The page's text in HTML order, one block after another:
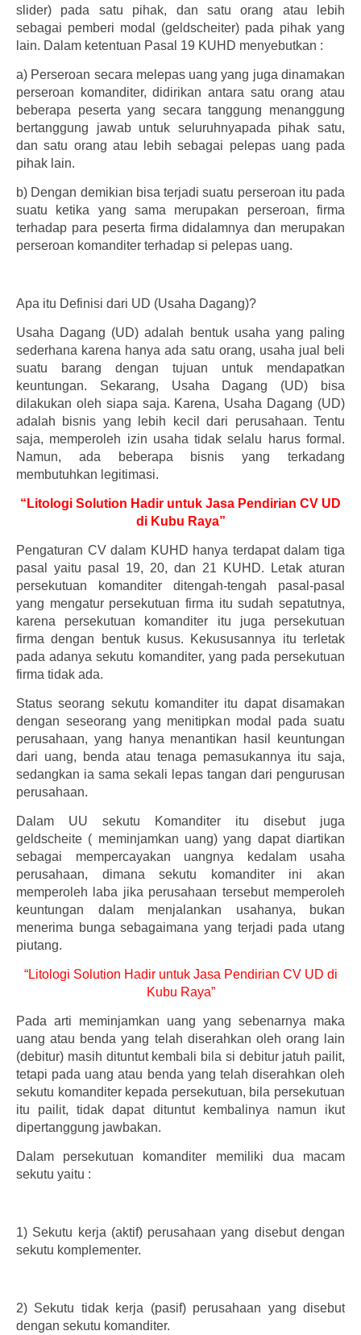
slider) pada satu pihak, dan satu orang atau lebih
sebagai pemberi modal (geldscheiter) pada pihak yang
lain. Dalam ketentuan Pasal 19 KUHD menyebutkan :
a) Perseroan secara melepas uang yang juga dinamakan
perseroan komanditer, didirikan antara satu orang atau
beberapa peserta yang secara tanggung menanggung
bertanggung jawab untuk seluruhnyapada pihak satu,
dan satu orang atau lebih sebagai pelepas uang pada
pihak lain.
b) Dengan demikian bisa terjadi suatu perseroan itu pada
suatu ketika yang sama merupakan perseroan, firma
terhadap para peserta firma didalamnya dan merupakan
perseroan komanditer terhadap si pelepas uang.
Apa itu Definisi dari UD (Usaha Dagang)?
Usaha Dagang (UD) adalah bentuk usaha yang paling
sederhana karena hanya ada satu orang, usaha jual beli
suatu barang dengan tujuan untuk mendapatkan
keuntungan. Sekarang, Usaha Dagang (UD) bisa
dilakukan oleh siapa saja. Karena, Usaha Dagang (UD)
adalah bisnis yang lebih kecil dari perusahaan. Tentu
saja, memperoleh izin usaha tidak selalu harus formal.
Namun, ada beberapa bisnis yang terkadang
membutuhkan legitimasi.
“Litologi Solution Hadir untuk Jasa Pendirian CV UD
di Kubu Raya”
Pengaturan CV dalam KUHD hanya terdapat dalam tiga
pasal yaitu pasal 19, 20, dan 21 KUHD. Letak aturan
persekutuan komanditer ditengah-tengah pasal-pasal
yang mengatur persekutuan firma itu sudah sepatutnya,
karena persekutuan komanditer itu juga persekutuan
firma dengan bentuk kusus. Kekususannya itu terletak
pada adanya sekutu komanditer, yang pada persekutuan
firma tidak ada.
Status seorang sekutu komanditer itu dapat disamakan
dengan seseorang yang menitipkan modal pada suatu
perusahaan, yang hanya menantikan hasil keuntungan
dari uang, benda atau tenaga pemasukannya itu saja,
sedangkan ia sama sekali lepas tangan dari pengurusan
perusahaan.
Dalam UU sekutu Komanditer itu disebut juga
geldscheite ( meminjamkan uang) yang dapat diartikan
sebagai mempercayakan uangnya kedalam usaha
perusahaan, dimana sekutu komanditer ini akan
memperoleh laba jika perusahaan tersebut memperoleh
keuntungan dalam menjalankan usahanya, bukan
menerima bunga sebagaimana yang terjadi pada utang
piutang.
“Litologi Solution Hadir untuk Jasa Pendirian CV UD di
Kubu Raya”
Pada arti meminjamkan uang yang sebenarnya maka
uang atau benda yang telah diserahkan oleh orang lain
(debitur) masih dituntut kembali bila si debitur jatuh pailit,
tetapi pada uang atau benda yang telah diserahkan oleh
sekutu komanditer kepada persekutuan, bila persekutuan
itu pailit, tidak dapat dituntut kembalinya namun ikut
dipertanggung jawbakan.
Dalam persekutuan komanditer memiliki dua macam
sekutu yaitu :
1) Sekutu kerja (aktif) perusahaan yang disebut dengan
sekutu komplementer.
2) Sekutu tidak kerja (pasif) perusahaan yang disebut
dengan sekutu komanditer.